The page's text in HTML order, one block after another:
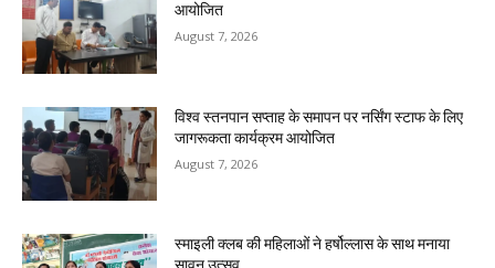
आयोजित
August 7, 2026
विश्व स्तनपान सप्ताह के समापन पर नर्सिंग स्टाफ के लिए
जागरूकता कार्यक्रम आयोजित
August 7, 2026
स्माइली क्लब की महिलाओं ने हर्षोल्लास के साथ मनाया